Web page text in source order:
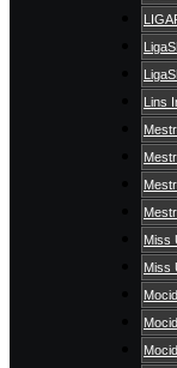
Lins
Miss
Miss